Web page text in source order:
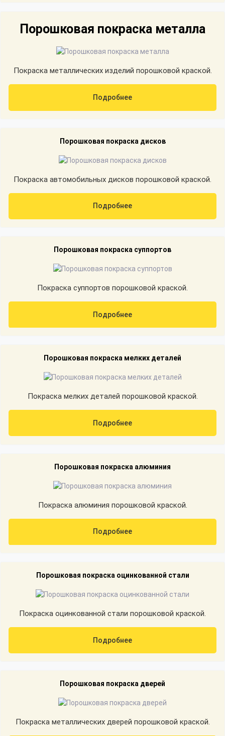
Порошковая покраска металла
Покраска металлических изделий порошковой краской.
Подробнее
Порошковая покраска дисков
Покраска автомобильных дисков порошковой краской.
Подробнее
Порошковая покраска суппортов
Покраска суппортов порошковой краской.
Подробнее
Порошковая покраска мелких деталей
Покраска мелких деталей порошковой краской.
Подробнее
Порошковая покраска алюминия
Покраска алюминия порошковой краской.
Подробнее
Порошковая покраска оцинкованной стали
Покраска оцинкованной стали порошковой краской.
Подробнее
Порошковая покраска дверей
Покраска металлических дверей порошковой краской.